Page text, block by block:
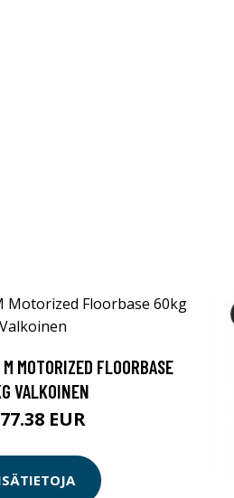
MOTORIZED FLOORBASE
VALKOINEN
EUR